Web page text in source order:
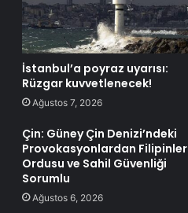
İstanbul’a poyraz uyarısı:
Rüzgar kuvvetlenecek!
Ağustos 7, 2026
Çin: Güney Çin Denizi’ndeki
Provokasyonlardan Filipinler
Ordusu ve Sahil Güvenliği
Sorumlu
Ağustos 6, 2026